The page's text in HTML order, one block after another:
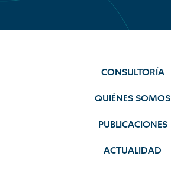
CONSULTORÍA
QUIÉNES SOMOS
PUBLICACIONES
ACTUALIDAD